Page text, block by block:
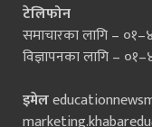
टेलिफोन
समाचारका लागि –
विज्ञापनका लागि –
इमेल